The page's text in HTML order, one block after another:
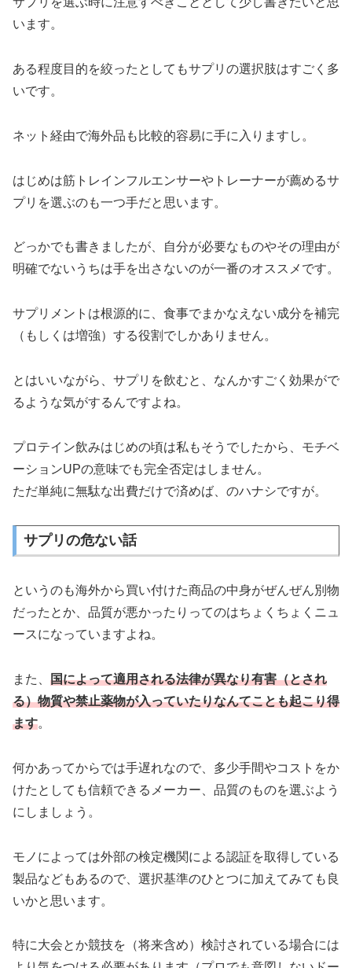
います。
ある程度目的を絞ったとしてもサプリの選択肢はすごく多
いです。
ネット経由で海外品も比較的容易に手に入りますし。
はじめは筋トレインフルエンサーやトレーナーが薦めるサ
プリを選ぶのも一つ手だと思います。
どっかでも書きましたが、自分が必要なものやその理由が
明確でないうちは手を出さないのが一番のオススメです。
サプリメントは根源的に、食事でまかなえない成分を補完
（もしくは増強）する役割でしかありません。
とはいいながら、サプリを飲むと、なんかすごく効果がで
るような気がするんですよね。
プロテイン飲みはじめの頃は私もそうでしたから、モチベ
ーションUPの意味でも完全否定はしません。
ただ単純に無駄な出費だけで済めば、のハナシですが。
サプリの危ない話
というのも海外から買い付けた商品の中身がぜんぜん別物
だったとか、品質が悪かったりってのはちょくちょくニュ
ースになっていますよね。
また、 国によって適用される法律が異なり有害（とされ
る）物質や禁止薬物が入っていたりなんてことも起こり得
ます。
何かあってからでは手遅れなので、多少手間やコストをか
けたとしても信頼できるメーカー、品質のものを選ぶよう
にしましょう。
モノによっては外部の検定機関による認証を取得している
製品などもあるので、選択基準のひとつに加えてみても良
いかと思います。
特に大会とか競技を（将来含め）検討されている場合には